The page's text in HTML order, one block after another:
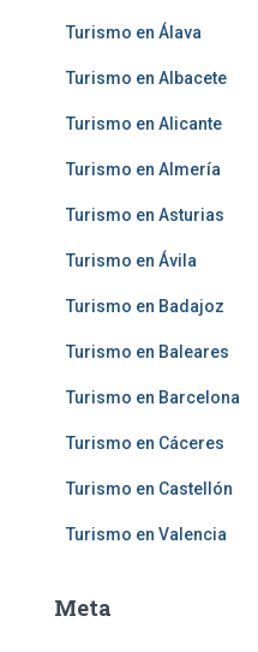
Turismo en Álava
Turismo en Albacete
Turismo en Alicante
Turismo en Almería
Turismo en Asturias
Turismo en Ávila
Turismo en Badajoz
Turismo en Baleares
Turismo en Barcelona
Turismo en Cáceres
Turismo en Castellón
Turismo en Valencia
Meta